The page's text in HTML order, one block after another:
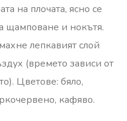
на плочата, ясно се
щамповане и нокътя.
лепкавият слой
(времето зависи от
Цветове: бяло,
кафяво.